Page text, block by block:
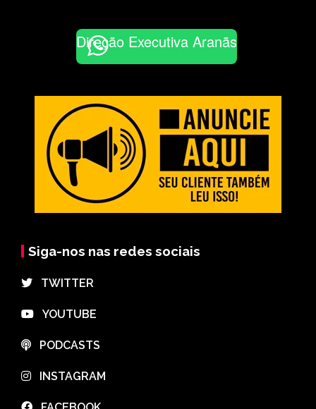
Direção Executiva Aranãs
Siga-nos nas redes sociais
⠀TWITTER
⠀YOUTUBE
⠀PODCASTS
⠀INSTAGRAM